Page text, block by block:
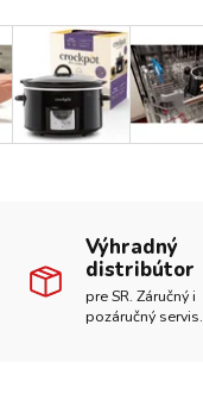
Výhradný
distribútor
pre SR. Záručný i
pozáručný servis.